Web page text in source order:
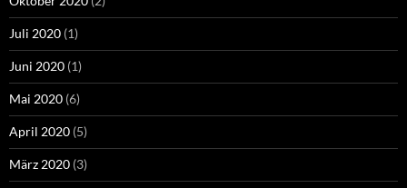
Juli 2020 (1)
Juni 2020 (1)
Mai 2020 (6)
April 2020 (5)
März 2020 (3)